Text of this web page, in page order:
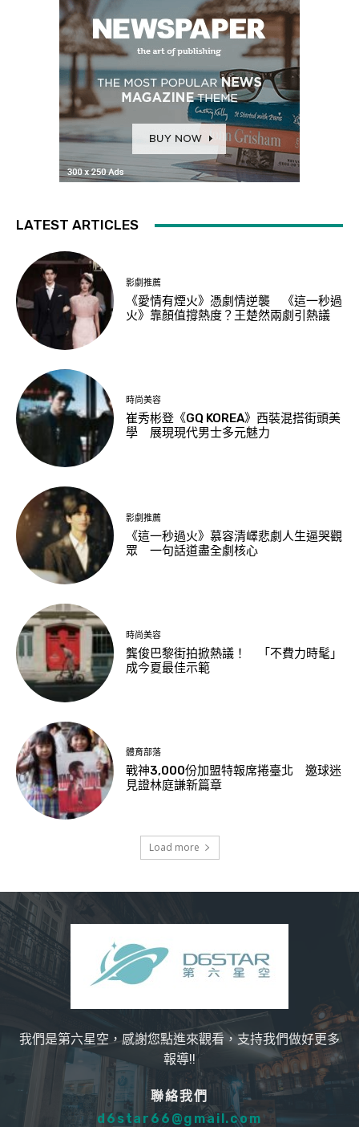
LATEST ARTICLES
影劇推薦
《愛情有煙火》憑劇情逆襲 《這一秒過
火》靠顏值撐熱度？王楚然兩劇引熱議
時尚美容
崔秀彬登《GQ KOREA》西裝混搭街頭美
學 展現現代男士多元魅力
影劇推薦
《這一秒過火》慕容清嶧悲劇人生逼哭觀
眾 一句話道盡全劇核心
時尚美容
龔俊巴黎街拍掀熱議！ 「不費力時髦」
成今夏最佳示範
體育部落
戰神3,000份加盟特報席捲臺北 邀球迷
見證林庭謙新篇章
Load more
我們是第六星空，感謝您點進來觀看，支持我們做好更多
報導!!
聯絡我們
d6star66@gmail.com